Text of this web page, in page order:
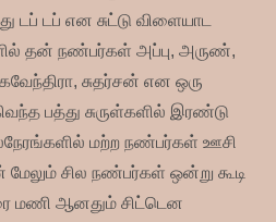
டப் என சுட்டு விளையாட
தன் நண்பர்கள் அப்பு, அருண்,
சுதர்சன் என ஒரு
பத்து சுருள்களில் இரண்டு
மற்ற நண்பர்கள் ஊசி
மேலும் சில நண்பர்கள் ஒன்று கூடி
மணி ஆனதும் சிட்டென